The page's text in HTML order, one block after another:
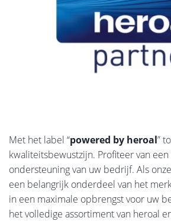
Met het label “powered by heroal”
kwaliteitsbewustzijn. Profiteer van
ondersteuning van uw bedrijf. Als
een belangrijk onderdeel van het
in een maximale opbrengst voor uw
het volledige assortiment van heroal